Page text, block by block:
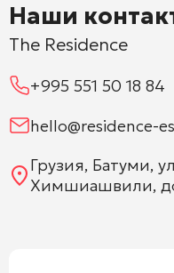
Наши
The Residence
+995 551 50 18 84
hello@residence-
Грузия, Батуми,
Химшиашвили,